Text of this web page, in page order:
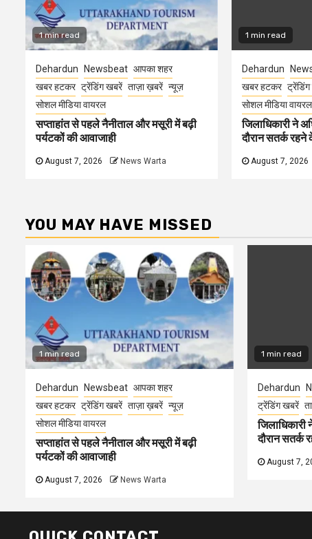
1 min read
Dehardun Newsbeat आपका शहर
खबर हटकर ट्रेंडिंग खबरें ताज़ा ख़बरें न्यूज़
सोशल मीडिया वायरल
सप्ताहांत से पहले नैनीताल और मसूरी में बढ़ी
पर्यटकों की आवाजाही
August 7, 2026 News Warta
1 min read
Dehardun
खबर हटकर
सोशल मीडिया वायरल
जिलाधिकारी ने
दौरान सतर्क रहने
August 7, 2026
YOU MAY HAVE MISSED
1 min read
Dehardun Newsbeat आपका शहर
खबर हटकर ट्रेंडिंग खबरें ताज़ा ख़बरें न्यूज़
सोशल मीडिया वायरल
सप्ताहांत से पहले नैनीताल और मसूरी में बढ़ी
पर्यटकों की आवाजाही
August 7, 2026 News Warta
1 min read
Dehardun
ट्रेंडिंग खबरें
जिलाधिकारी
दौरान सतर्क
August 7,